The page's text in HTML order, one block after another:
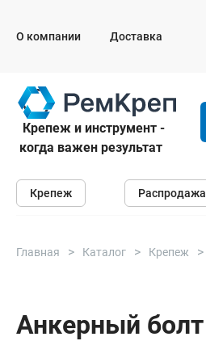
О компании Доставка
Крепеж и инструмент -
когда важен результат
Крепеж
Анкеры
Саморезы и шурупы
Крепеж Распродажа
Главная Каталог Крепеж
Анкерный